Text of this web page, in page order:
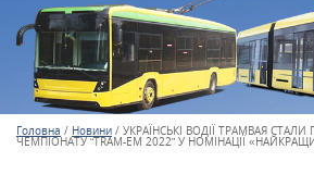
Головна / Новини / УКРАЇНСЬКІ ВОДІЇ ТРАМВАЯ
ЧЕМПІОНАТУ “TRAM-EM 2022” У НОМІНАЦІЇ